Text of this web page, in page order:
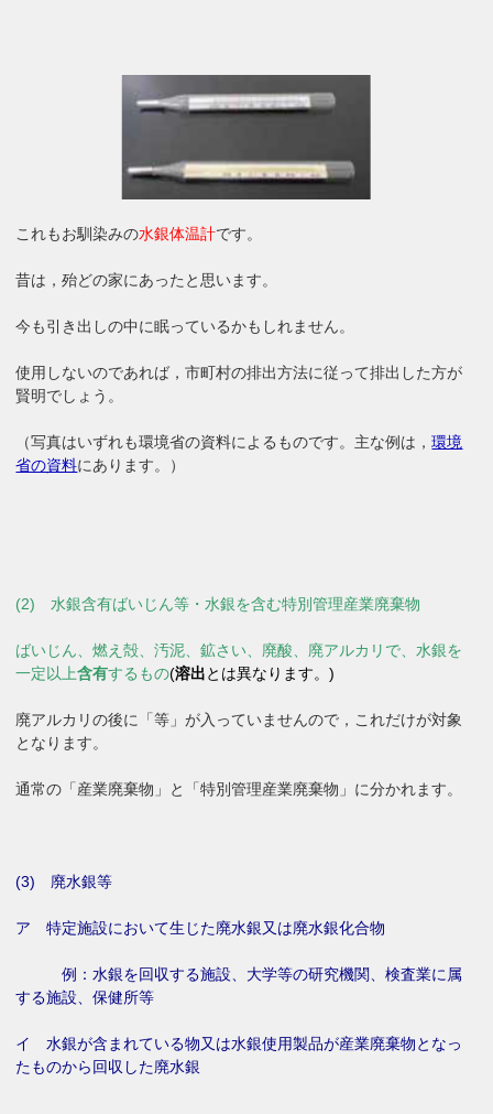
これもお馴染みの水銀体温計です。
昔は，殆どの家にあったと思います。
今も引き出しの中に眠っているかもしれません。
使用しないのであれば，市町村の排出方法に従って排出した方が
賢明でしょう。
（写真はいずれも環境省の資料によるものです。主な例は，環境
省の資料にあります。）
(2) 水銀含有ばいじん等・水銀を含む特別管理産業廃棄物
ばいじん、燃え殻、汚泥、鉱さい、廃酸、廃アルカリで、水銀を
一定以上含有するもの(溶出とは異なります。)
廃アルカリの後に「等」が入っていませんので，これだけが対象
となります。
通常の「産業廃棄物」と「特別管理産業廃棄物」に分かれます。
(3) 廃水銀等
ア 特定施設において生じた廃水銀又は廃水銀化合物
例：水銀を回収する施設、大学等の研究機関、検査業に属
する施設、保健所等
イ 水銀が含まれている物又は水銀使用製品が産業廃棄物となっ
たものから回収した廃水銀